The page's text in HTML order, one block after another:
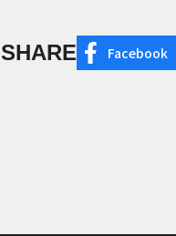
SHARE Facebook